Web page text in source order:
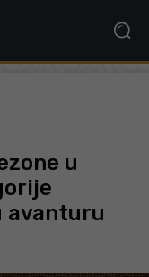
u
avanturu